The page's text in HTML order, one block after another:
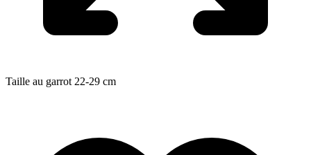
Taille au garrot 22-29 cm